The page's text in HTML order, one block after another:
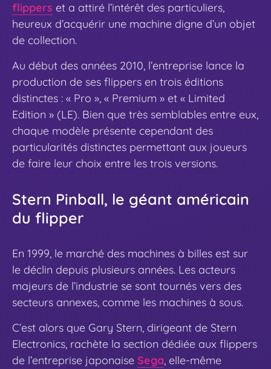
flippers et a attiré l’intérêt des particuliers,
heureux d’acquérir une machine digne d’un objet
de collection.
Au début des années 2010, l’entreprise lance la
production de ses flippers en trois éditions
distinctes : « Pro », « Premium » et « Limited
Edition » (LE). Bien que très semblables entre eux,
chaque modèle présente cependant des
particularités distinctes permettant aux joueurs
de faire leur choix entre les trois versions.
Stern Pinball, le géant américain
du flipper
En 1999, le marché des machines à billes est sur
le déclin depuis plusieurs années. Les acteurs
majeurs de l’industrie se sont tournés vers des
secteurs annexes, comme les machines à sous.
C’est alors que Gary Stern, dirigeant de Stern
Electronics, rachète la section dédiée aux flippers
de l’entreprise japonaise Sega, elle-même